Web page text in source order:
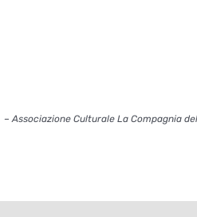
– Associazione Culturale La Compagnia